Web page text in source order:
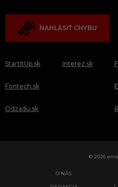
NAHLÁSIŤ CHYBU
StartItUp.sk
Fontech.sk
Odzadu.sk
Interez.sk
© 2026
O NÁS